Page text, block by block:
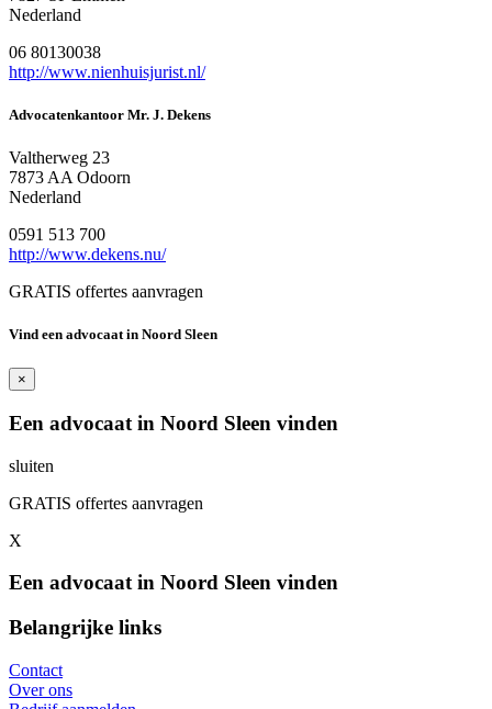
Nederland
06 80130038
http://www.nienhuisjurist.nl/
Advocatenkantoor Mr. J. Dekens
Valtherweg 23
7873 AA Odoorn
Nederland
0591 513 700
http://www.dekens.nu/
GRATIS offertes aanvragen
Vind een advocaat in Noord Sleen
×
Een advocaat in Noord Sleen vinden
sluiten
GRATIS offertes aanvragen
X
Een advocaat in Noord Sleen vinden
Belangrijke links
Contact
Over ons